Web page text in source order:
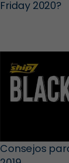
Friday 2020?
Consejos